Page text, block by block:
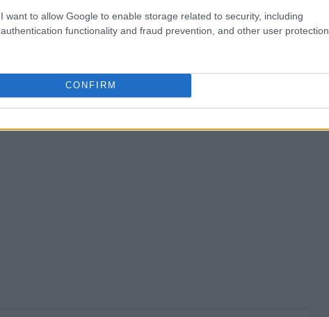
I want to allow Google to enable storage related to security, including
authentication functionality and fraud prevention, and other user protection.
CONFIRM